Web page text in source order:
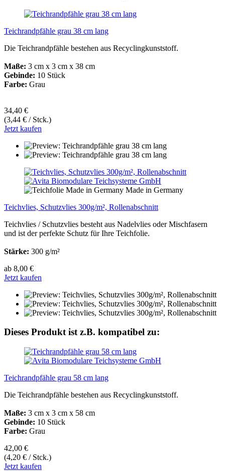
Teichrandpfähle grau 38 cm lang
Die Teichrandpfähle bestehen aus Recyclingkunststoff.
Maße: 3 cm x 3 cm x 38 cm
Gebinde: 10 Stück
Farbe: Grau
34,40 €
(3,44 € / Stck.)
Jetzt kaufen
Made in Germany
Teichvlies, Schutzvlies 300g/m², Rollenabschnitt
Teichvlies / Schutzvlies besteht aus Nadelvlies oder Mischfasern
und ist der perfekte Schutz für Ihre Teichfolie.
Stärke: 300 g/m²
ab 8,00 €
Jetzt kaufen
Dieses Produkt ist z.B. kompatibel zu:
Teichrandpfähle grau 58 cm lang
Die Teichrandpfähle bestehen aus Recyclingkunststoff.
Maße: 3 cm x 3 cm x 58 cm
Gebinde: 10 Stück
Farbe: Grau
42,00 €
(4,20 € / Stck.)
Jetzt kaufen